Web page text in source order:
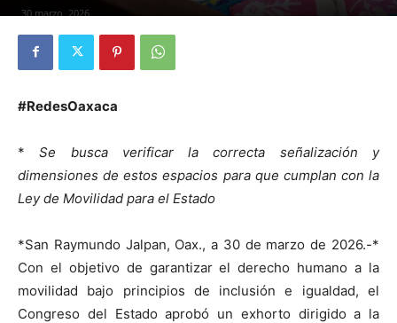
30 marzo, 2026
#RedesOaxaca
*Se busca verificar la correcta señalización y
dimensiones de estos espacios para que cumplan con la
Ley de Movilidad para el Estado
*San Raymundo Jalpan, Oax., a 30 de marzo de 2026.-*
Con el objetivo de garantizar el derecho humano a la
movilidad bajo principios de inclusión e igualdad, el
Congreso del Estado aprobó un exhorto dirigido a la